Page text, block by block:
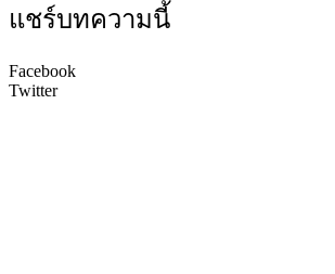
แชร์บทความนี้
Facebook
Twitter